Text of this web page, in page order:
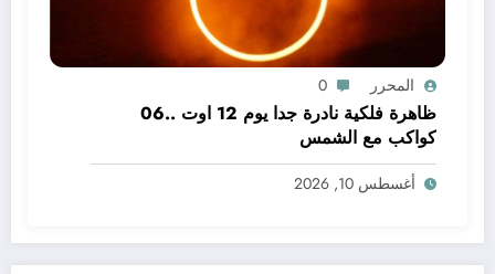
المحرر 0
ظاهرة فلكية نادرة جدا يوم 12 اوت ..06
كواكب مع الشمس
أغسطس 10, 2026